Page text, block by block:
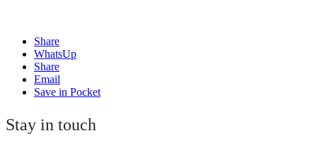
Share
WhatsUp
Share
Email
Save in Pocket
Stay in touch